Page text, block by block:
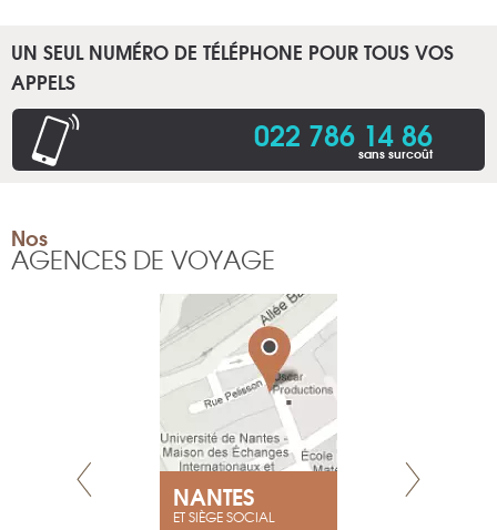
UN SEUL NUMÉRO DE TÉLÉPHONE POUR TOUS VOS
APPELS
022 786 14 86
sans surcoût
Nos
AGENCES DE VOYAGE
NANTES
ET SIÈGE SOCIAL